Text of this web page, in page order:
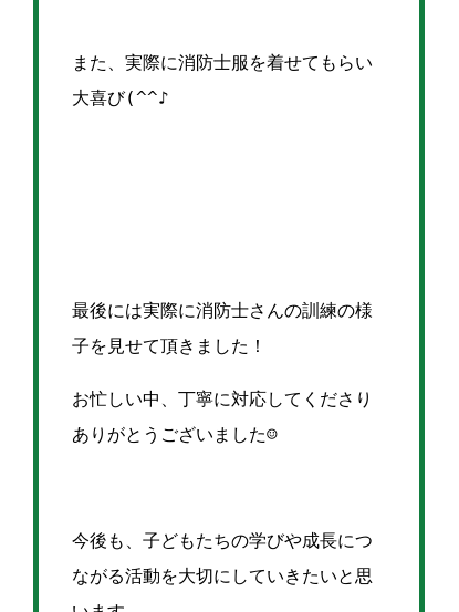
また、実際に消防士服を着せてもらい
大喜び(^^♪
最後には実際に消防士さんの訓練の様
子を見せて頂きました！
お忙しい中、丁寧に対応してくださり
ありがとうございました☺
今後も、子どもたちの学びや成長につ
ながる活動を大切にしていきたいと思